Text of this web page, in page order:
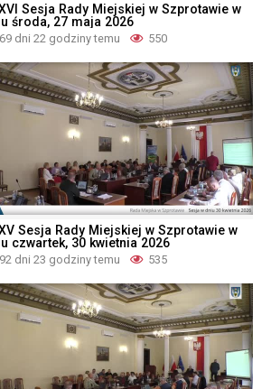
Sesja Rady Miejskiej w Szprotawie w
środa, 27 maja 2026
69 dni 22 godziny temu 550
Sesja Rady Miejskiej w Szprotawie w
czwartek, 30 kwietnia 2026
92 dni 23 godziny temu 535